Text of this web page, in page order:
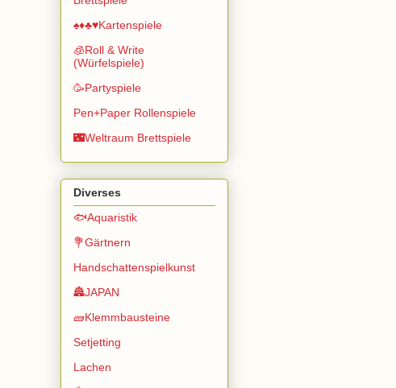
♠️♦️♣️♥️Kartenspiele
🧊Roll & Write
(Würfelspiele)
🥳Partyspiele
Pen+Paper Rollenspiele
🌃Weltraum Brettspiele
Diverses
🐟Aquaristik
💐Gärtnern
Handschattenspielkunst
🏯JAPAN
🧱Klemmbausteine
Setjetting
Lachen